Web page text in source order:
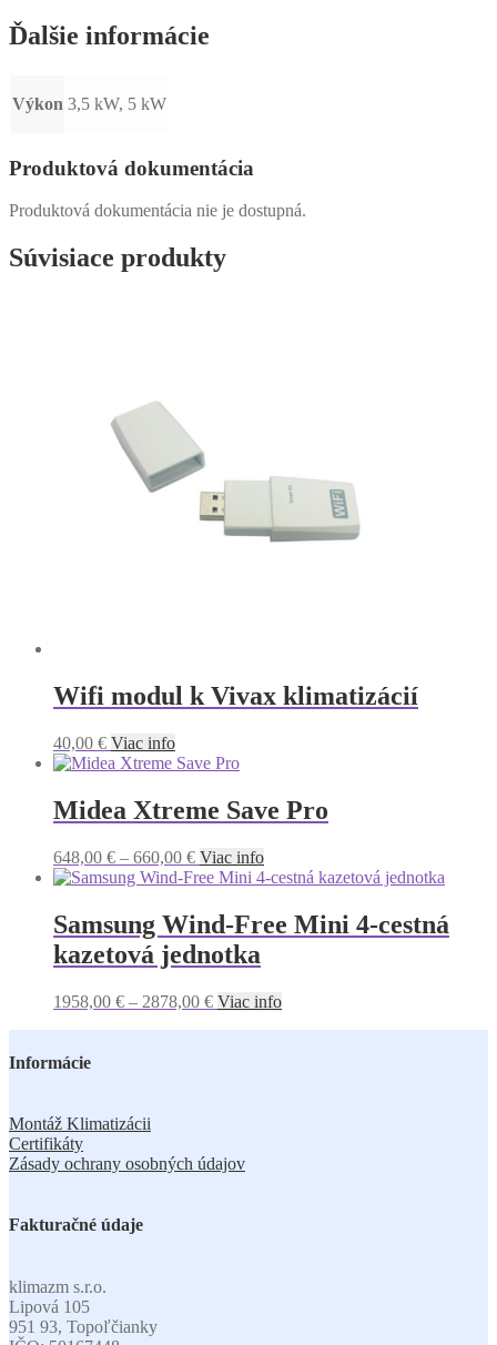
Ďalšie informácie
Výkon 3,5 kW, 5 kW
Produktová dokumentácia
Produktová dokumentácia nie je dostupná.
Súvisiace produkty
Wifi modul k Vivax klimatizácií
40,00 € Viac info
Midea Xtreme Save Pro
648,00 € – 660,00 € Viac info
Samsung Wind-Free Mini 4-cestná
kazetová jednotka
1958,00 € – 2878,00 € Viac info
Informácie
Montáž Klimatizácii
Certifikáty
Zásady ochrany osobných údajov
Fakturačné údaje
klimazm s.r.o.
Lipová 105
951 93, Topoľčianky